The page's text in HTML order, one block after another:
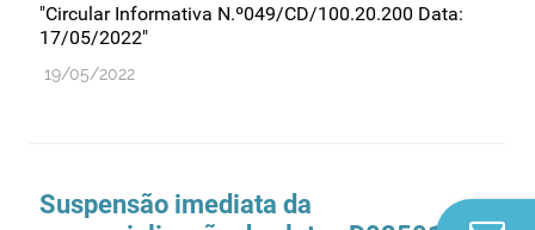
"Circular Informativa N.º049/CD/100.20.200 Data:
17/05/2022"
19/05/2022
Suspensão imediata da